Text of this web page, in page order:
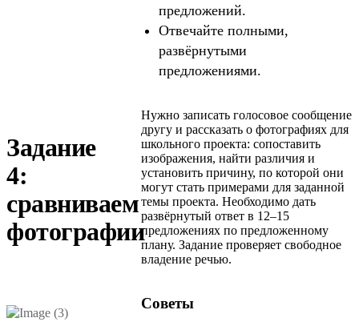
предложений.
Отвечайте полными,
развёрнутыми
предложениями.
Задание
4:
сравниваем
фотографии
Нужно записать голосовое сообщение
другу и рассказать о фотографиях для
школьного проекта: сопоставить
изображения, найти различия и
установить причину, по которой они
могут стать примерами для заданной
темы проекта. Необходимо дать
развёрнутый ответ в 12–15
предложениях по предложенному
плану. Задание проверяет свободное
владение речью.‍
Советы